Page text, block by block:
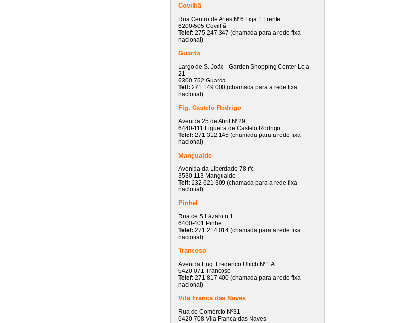
Covilhã
Rua Centro de Artes Nº6 Loja 1 Frente
6200-505 Covilhã
Telef: 275 247 347 (chamada para a rede fixa
nacional)
Guarda
Largo de S. João - Garden Shopping Center Loja
21
6300-752 Guarda
Telf: 271 149 000 (chamada para a rede fixa
nacional)
Fig. Castelo Rodrigo
Avenida 25 de Abril Nº29
6440-111 Figueira de Castelo Rodrigo
Telef: 271 312 145 (chamada para a rede fixa
nacional)
Mangualde
Avenida da Liberdade 78 r/c
3530-113 Mangualde
Telf: 232 621 309 (chamada para a rede fixa
nacional)
Pinhel
Rua de S Lázaro n 1
6400-401 Pinhel
Telef: 271 214 014 (chamada para a rede fixa
nacional)
Trancoso
Avenida Eng. Frederico Ulrich Nº1 A
6420-071 Trancoso
Telef: 271 817 400 (chamada para a rede fixa
nacional)
Vila Franca das Naves
Rua do Comércio Nº31
6420-708 Vila Franca das Naves